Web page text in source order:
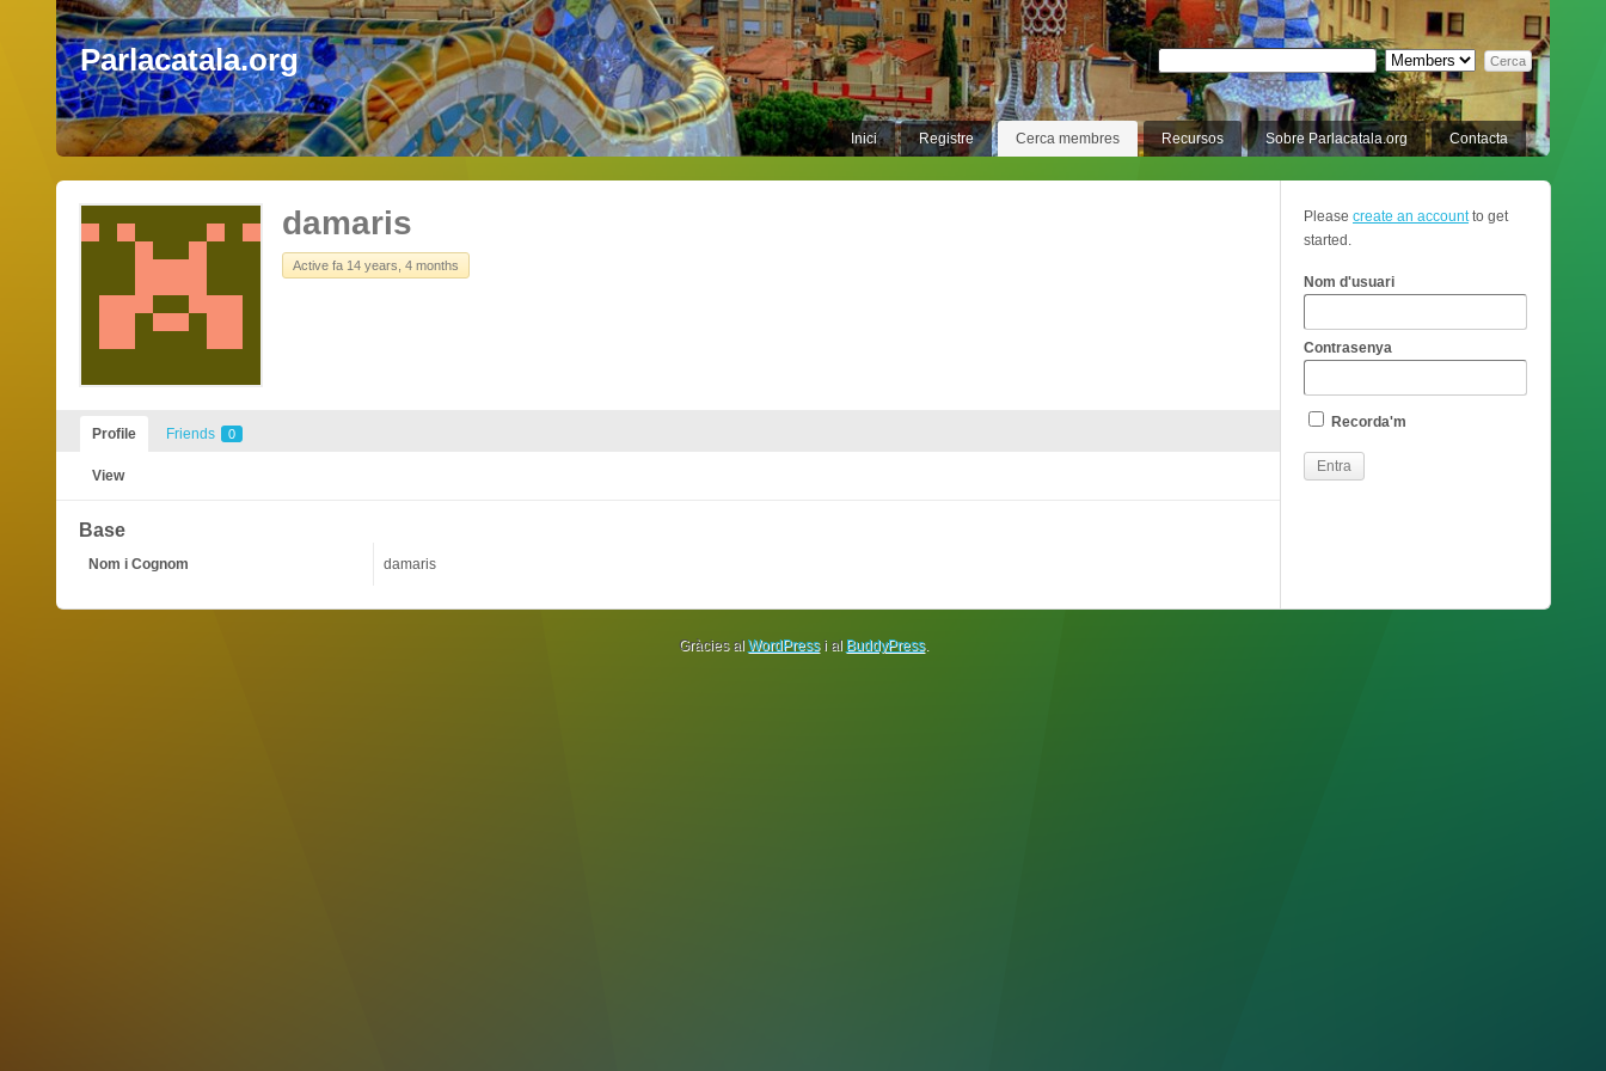
Parlacatala.org
Inici Registre Cerca membres Recursos Sobre Parlacatala.org Contacta
damaris
Active fa 14 years, 4 months
Profile Friends 0
View
Base
Nom i Cognom damaris
Please create an accountto get
started.
Nom d'usuari
Contrasenya
Recorda'm
Gràcies al WordPressi al BuddyPress.